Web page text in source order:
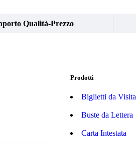
Qualità-Prezzo
Prodotti
Biglietti da Visita
Buste da Lettera
Carta Intestata